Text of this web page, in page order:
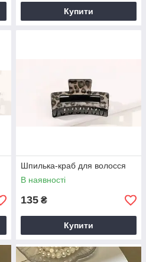
Купити
Шпилька-краб для волосся
В наявності
135 ₴
Купити